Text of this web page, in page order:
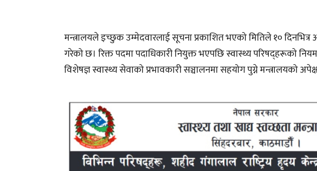
मन्त्रालयले इच्छुक उम्मेदवारलाई सूचना प्रकाशित भएको मितिले १०
गरेको छ। रिक्त पदमा पदाधिकारी नियुक्त भएपछि स्वास्थ्य परिषद्हरूको
विशेषज्ञ स्वास्थ्य सेवाको प्रभावकारी सञ्चालनमा सहयोग पुग्ने मन्त्रालयको